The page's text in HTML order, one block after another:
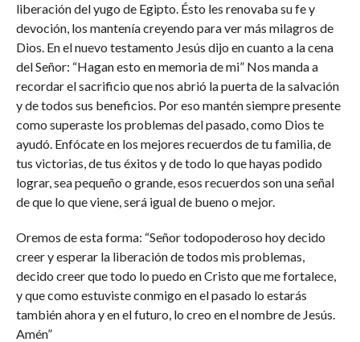
liberación del yugo de Egipto. Ésto les renovaba su fe y
devoción, los mantenía creyendo para ver más milagros de
Dios. En el nuevo testamento Jesús dijo en cuanto a la cena
del Señor: “Hagan esto en memoria de mi” Nos manda a
recordar el sacrificio que nos abrió la puerta de la salvación
y de todos sus beneficios. Por eso mantén siempre presente
como superaste los problemas del pasado, como Dios te
ayudó. Enfócate en los mejores recuerdos de tu familia, de
tus victorias, de tus éxitos y de todo lo que hayas podido
lograr, sea pequeño o grande, esos recuerdos son una señal
de que lo que viene, será igual de bueno o mejor.
Oremos de esta forma: “Señor todopoderoso hoy decido
creer y esperar la liberación de todos mis problemas,
decido creer que todo lo puedo en Cristo que me fortalece,
y que como estuviste conmigo en el pasado lo estarás
también ahora y en el futuro, lo creo en el nombre de Jesús.
Amén”